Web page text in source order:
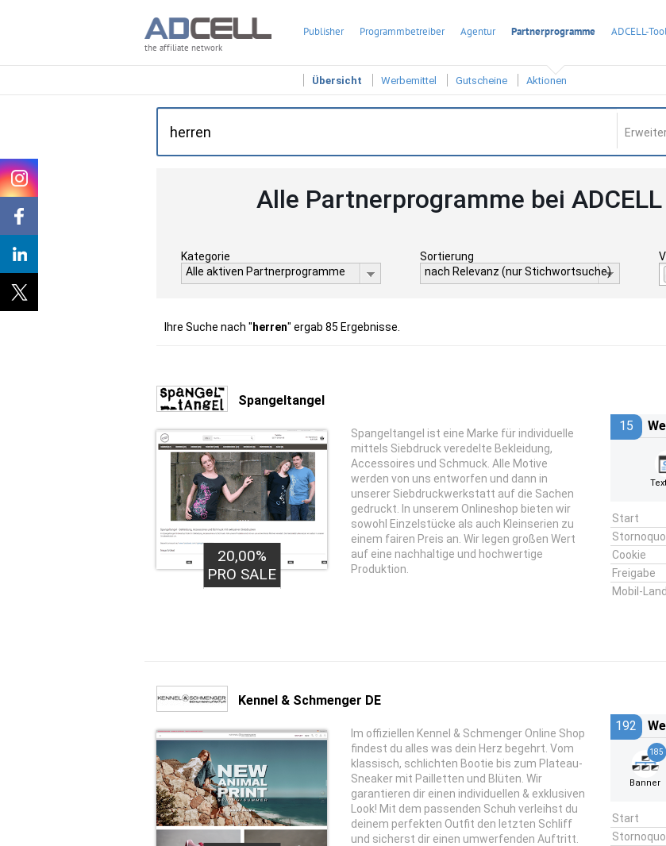
the affiliate network
Publisher Programmbetreiber Agentur Partnerprogramme ADCELL-
Übersicht Werbemittel Gutscheine Aktionen
Alle Partnerprogramme bei
Kategorie
Alle aktiven Partnerprogramme
Sortierung
nach Relevanz (nur Stichwortsuche)
Ihre Suche nach " herren" ergab 85 Ergebnisse.
Spangeltangel
20,00%
PRO SALE
Spangeltangel ist eine Marke für individuelle
mittels Siebdruck veredelte Bekleidung,
Accessoires und Schmuck. Alle Motive
werden von uns entworfen und dann in
unserer Siebdruckwerkstatt auf die Sachen
gedruckt. In unserem Onlineshop bieten wir
sowohl Einzelstücke als auch Kleinserien zu
einem fairen Preis an. Wir legen großen Wert
auf eine nachhaltige und hochwertige
Produktion.
15
Start
Cookie
Freigabe
Mobil-
Kennel & Schmenger DE
Im offiziellen Kennel & Schmenger Online Shop
findest du alles was dein Herz begehrt. Vom
klassisch, schlichten Bootie bis zum Plateau-
Sneaker mit Pailletten und Blüten. Wir
garantieren dir einen individuellen & exklusiven
Look! Mit dem passenden Schuh verleihst du
deinem perfekten Outfit den letzten Schliff
und sicherst dir einen umwerfenden Auftritt.
192
185
Banner
Start